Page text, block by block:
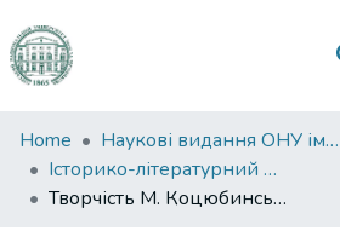
Communities
&
Collections
Home
Наукові видання ОНУ імені І. І. Мечникова
Історико-літературний журнал
Творчість М. Коцюбинського в науковій рецепції Я. Поліщука: аспекти жанру, психологічного та естетичного аналізу (Ярослав Поліщук. І ката, і героя він любив... Михайло Коцюбинський. Літературний портрет. — Київ: Академія, 2010. — 300 с.)